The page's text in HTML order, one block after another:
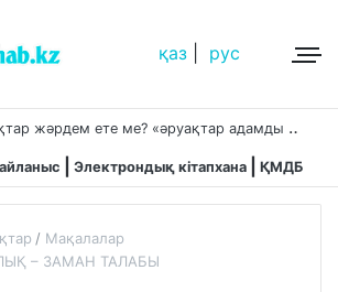
қаз рус
Ә
руақтар жәрдем ете ме? «әруақтар адамды қорғап жүреді»,-дейді сол рас па?
Электрондық кітапхана ҚМДБ
Мақалалар
– ЗАМАН ТАЛАБЫ